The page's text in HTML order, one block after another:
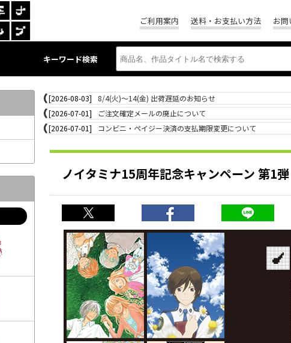
ご利用案内 送料・お支払い方法 お問
キーワード検索
[2026-08-03]
8/4(火)～14(金) 出荷遅延のお知らせ
[2026-07-01]
ご注文確定メールの廃止について
[2026-07-01]
コンビニ・ペイジー決済の支払期限変更について
ノイタミナ15周年記念キャンペーン 第1